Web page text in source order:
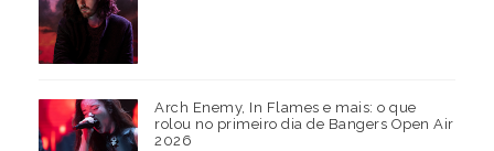
Arch Enemy, In Flames e mais: o que
rolou no primeiro dia de Bangers Open Air
2026